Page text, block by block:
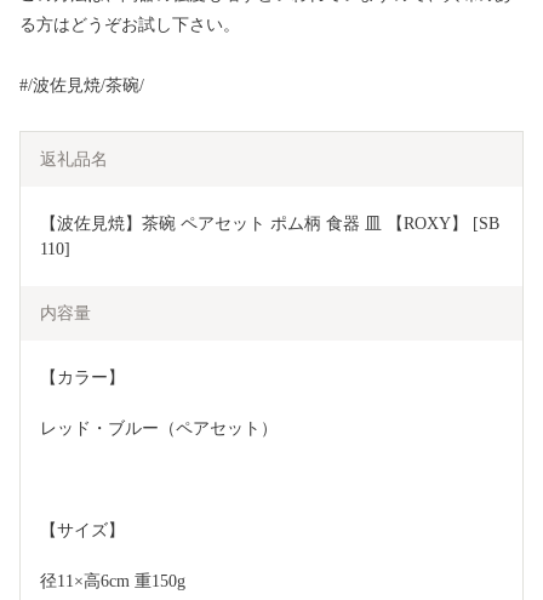
る方はどうぞお試し下さい。
#/波佐見焼/茶碗/
返礼品名
【波佐見焼】茶碗 ペアセット ポム柄 食器 皿 【ROXY】 [SB
110]
内容量
【カラー】
レッド・ブルー（ペアセット）
【サイズ】
径11×高6cm 重150g